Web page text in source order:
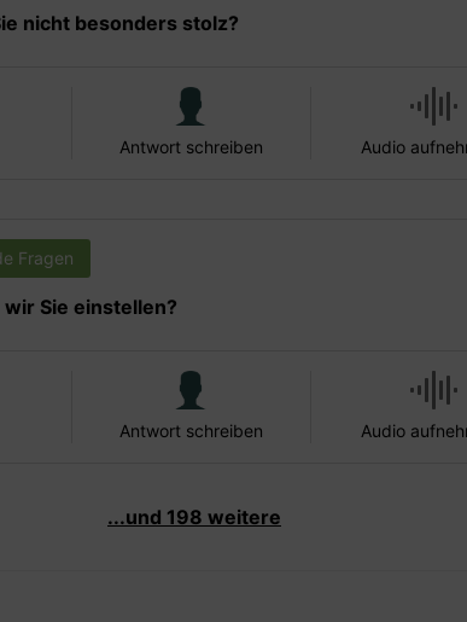
nicht besonders stolz?
Antwort schreiben Audio
Fragen
Sie einstellen?
Antwort schreiben Audio
...und 198 weitere